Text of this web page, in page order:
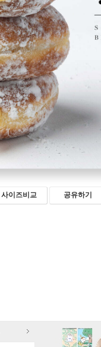
사이즈비교 공유하기